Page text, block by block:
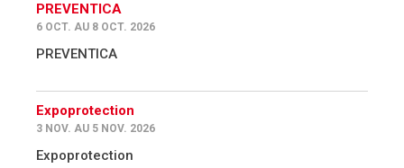
PREVENTICA
6 OCT. AU 8 OCT. 2026
PREVENTICA
Expoprotection
3 NOV. AU 5 NOV. 2026
Expoprotection